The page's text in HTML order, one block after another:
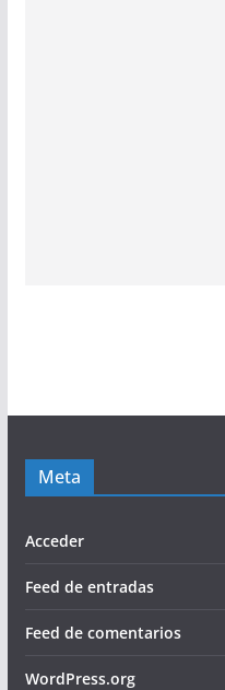
Meta
Acceder
Feed de entradas
Feed de comentarios
WordPress.org